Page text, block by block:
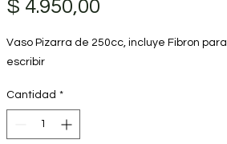
$ 4.950,00
Vaso Pizarra de 250cc, incluye Fibron para
escribir
Cantidad *